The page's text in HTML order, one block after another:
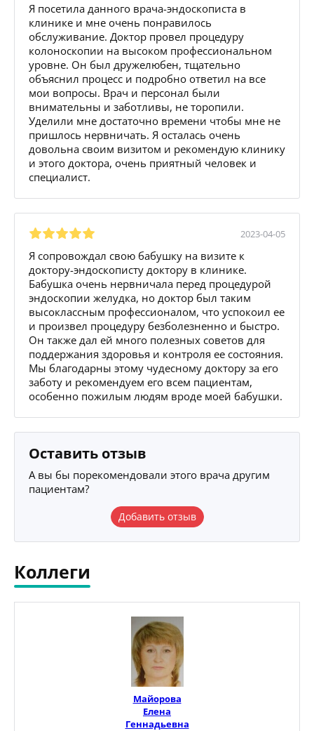
Я посетила данного врача-эндоскописта в
клинике и мне очень понравилось
обслуживание. Доктор провел процедуру
колоноскопии на высоком профессиональном
уровне. Он был дружелюбен, тщательно
объяснил процесс и подробно ответил на все
мои вопросы. Врач и персонал были
внимательны и заботливы, не торопили.
Уделили мне достаточно времени чтобы мне не
пришлось нервничать. Я осталась очень
довольна своим визитом и рекомендую клинику
и этого доктора, очень приятный человек и
специалист.
2023-04-05
Я сопровождал свою бабушку на визите к
доктору-эндоскописту доктору в клинике.
Бабушка очень нервничала перед процедурой
эндоскопии желудка, но доктор был таким
высоклассным профессионалом, что успокоил ее
и произвел процедуру безболезненно и быстро.
Он также дал ей много полезных советов для
поддержания здоровья и контроля ее состояния.
Мы благодарны этому чудесному доктору за его
заботу и рекомендуем его всем пациентам,
особенно пожилым людям вроде моей бабушки.
Оставить отзыв
А вы бы порекомендовали этого врача другим
пациентам?
Добавить отзыв
Коллеги
Майорова
Елена
Геннадьевна